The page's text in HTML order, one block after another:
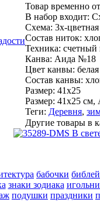
Товар временно
В набор входит:
Схема: 3х-
Состав ниток:
Техника: счетный
Канва: Аида №18
Цвет канвы: белая
Состав канвы:
Размер: 41x25
Размер: 41x25
Теги: Деревня,
Другие товары в
бабочки
знаки зодиака
подушки праздники